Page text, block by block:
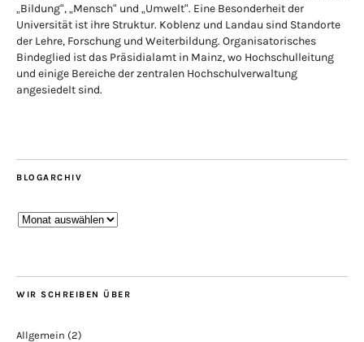
„Bildung“, „Mensch“ und „Umwelt“. Eine Besonderheit der
Universität ist ihre Struktur. Koblenz und Landau sind Standorte
der Lehre, Forschung und Weiterbildung. Organisatorisches
Bindeglied ist das Präsidialamt in Mainz, wo Hochschulleitung
und einige Bereiche der zentralen Hochschulverwaltung
angesiedelt sind.
BLOGARCHIV
Blogarchiv
WIR SCHREIBEN ÜBER
Allgemein (2)